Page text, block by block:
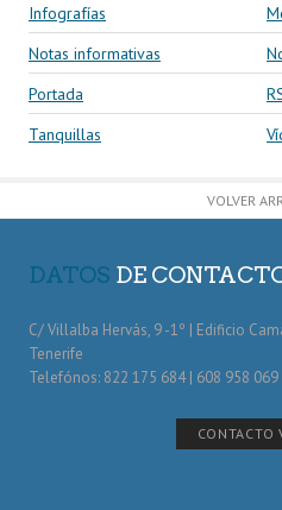
Infografías
Notas informativas
Portada
Tanquillas
VOLVER
DATOS DE
C/ Villalba Hervás, 9 -1º | Edificio
Tenerife
Telefónos: 822 175 684 | 608 958 069
CONTACTO